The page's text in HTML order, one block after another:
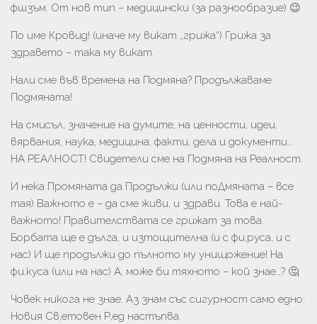
фшзъм. От нов тип – медицински (за разнообразие) 😉
По име Кровид! (иначе му викат „грижа“) Грижа за
здравето – така му викат.
Нали сме във времена на Подмяна? Продължаваме
Подмяната!
На смисъл, значение на думите, на ценности, идеи,
вярвания, наука, медицина, факти, дела и документи…
НА РЕАЛНОСТ! Свидетели сме на Подмяна на Реалност.
И нека Промяната да Продължи (или поДмяната – все
тая) Важното е – да сме живи, и здрави. Това е най-
важното! Правителствата се грижат за това.
Борбата ще е дълга, и изтощителна (и с фи,руса, и с
нас) И ще продължи до пълното му унищожение! На
фи,куса (или на нас) А, може би тяхното – кой знае…? 🤔
Човек никога не знае. Аз знам със сигурност само едно:
Новия Св,етовен Р,ед настъпва.